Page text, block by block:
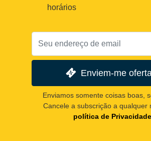
horários
Enviem-me
Enviamos somente coisas boas,
Cancele a subscrição a qualquer
política de Privacidade